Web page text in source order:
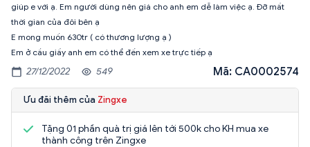
giúp e với ạ. Em người dùng nên giá cho anh em dễ làm việc ạ. Đỡ mất
thời gian của đôi bên ạ
E mong muốn 630tr ( có thương lượng ạ )
Em ở cầu giấy anh em có thể đến xem xe trực tiếp ạ
27/12/2022 549 Mã: CA0002574
Ưu đãi thêm của Zingxe
Tặng 01 phần quà trị giá lên tới 500k cho KH mua xe
thành công trên Zingxe